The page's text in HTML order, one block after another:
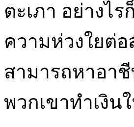
ตะเภา อย่างไ
ความห่วงใยต่
สามารถหาอา
พวกเขาทำเงิ